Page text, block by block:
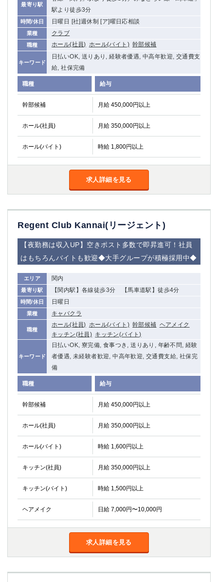
最寄り駅
駅より徒歩3分
時間/休日 日曜日 [社]週休制 [ア]曜日応相談
業種 クラブ
職種 ホール(社員) ホール(バイト) 幹部候補
キーワード
日払いOK, 送りあり, 経験者優遇, 中高年歓迎, 交通費支
給, 社保完備
職種 給与
幹部候補 月給 450,000円以上
ホール(社員) 月給 350,000円以上
ホール(バイト) 時給 1,800円以上
求人詳細を見る
Regent Club Kannai(リージェント)
【夜勤務は収入UP】空きポスト多数で即昇進可！社員
はもちろんバイトも歓迎◆大手グループが積極採用中◆
エリア 関内
最寄り駅 【関内駅】各線徒歩3分 【馬車道駅】徒歩4分
時間/休日 日曜日
業種 キャバクラ
職種
ホール(社員) ホール(バイト) 幹部候補 ヘアメイク
キッチン(社員) キッチン(バイト)
キーワード
日払いOK, 寮完備, 食事つき, 送りあり, 年齢不問, 経験
者優遇, 未経験者歓迎, 中高年歓迎, 交通費支給, 社保完
備
職種 給与
幹部候補 月給 450,000円以上
ホール(社員) 月給 350,000円以上
ホール(バイト) 時給 1,600円以上
キッチン(社員) 月給 350,000円以上
キッチン(バイト) 時給 1,500円以上
ヘアメイク 日給 7,000円〜10,000円
求人詳細を見る